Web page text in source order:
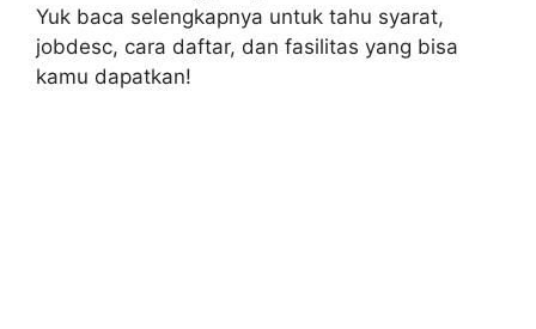
Yuk baca selengkapnya untuk tahu syarat,
jobdesc, cara daftar, dan fasilitas yang bisa
kamu dapatkan!